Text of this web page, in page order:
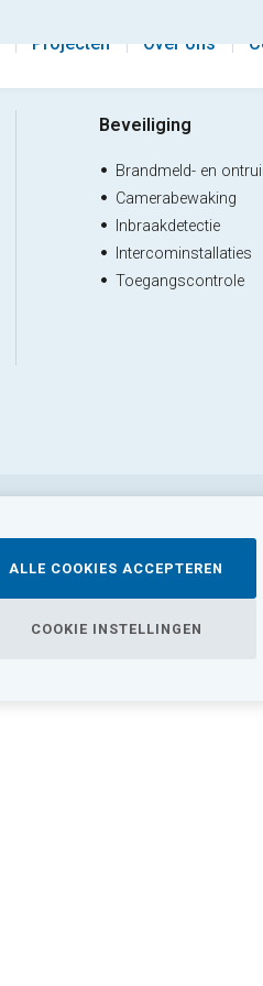
Projecten Over ons
Beveiliging
Brandmeld- en
Camerabewaking
Inbraakdetectie
Intercominstallaties
Toegangscontrole
ALLE COOKIES ACCEPTEREN
COOKIE INSTELLINGEN